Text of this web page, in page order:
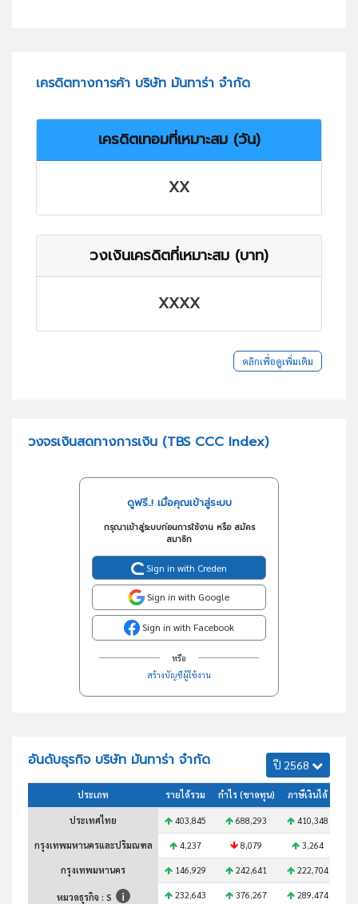
เครดิตทางการค้า บริษัท มันทาร่า จำกัด
เครดิตเทอมที่เหมาะสม (วัน)
XX
วงเงินเครดิตที่เหมาะสม (บาท)
XXXX
คลิกเพื่อดูเพิ่มเติม
วงจรเงินสดทางการเงิน (TBS CCC Index)
ดูฟรี..! เมื่อคุณเข้าสู่ระบบ
กรุณาเข้าสู่ระบบก่อนการใช้งาน หรือ สมัคร
สมาชิก
Sign in with Creden
Sign in with Google
Sign in with Facebook
หรือ
สร้างบัญชีผู้ใช้งาน
อันดับธุรกิจ บริษัท มันทาร่า จำกัด ปี 2568
ประเภท รายได้รวม กำไร (ขาดทุน) ภาษีเงินได้
ประเทศไทย 403,845 688,293 410,348
กรุงเทพมหานครและปริมณฑล 4,237 8,079 3,264
กรุงเทพมหานคร 146,929 242,641 222,704
หมวดธุรกิจ : S 232,643 376,267 289,474